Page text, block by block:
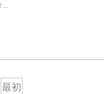
...
最初